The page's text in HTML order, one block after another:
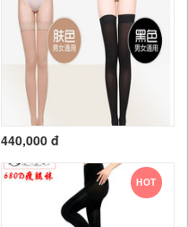
440,000 đ
HOT